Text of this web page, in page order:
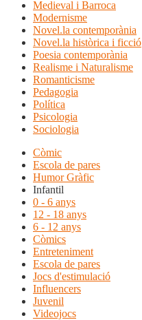
Medieval i Barroca
Modernisme
Novel.la contemporània
Novel.la històrica i ficció
Poesia contemporània
Realisme i Naturalisme
Romanticisme
Pedagogia
Política
Psicologia
Sociologia
Còmic
Escola de pares
Humor Gràfic
Infantil
0 - 6 anys
12 - 18 anys
6 - 12 anys
Còmics
Entreteniment
Escola de pares
Jocs d'estimulació
Influencers
Juvenil
Videojocs